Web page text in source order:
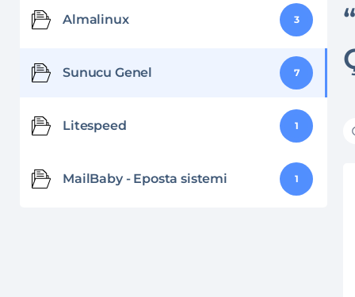
Almalinux 3
Sunucu Genel 7
Litespeed 1
MailBaby - Eposta sistemi 1